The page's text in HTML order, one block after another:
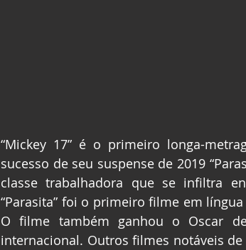
“Mickey 17” é o primeiro longa-
sucesso de seu suspense de 2019
classe trabalhadora que se infiltra
“Parasita” foi o primeiro filme em
O filme também ganhou o Oscar
internacional. Outros filmes notáveis ​​de